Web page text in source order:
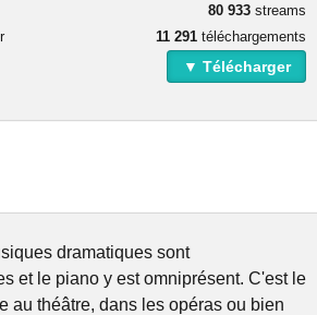
80 933 streams
11 291 téléchargements
▼ Télécharger
dramatiques sont
et le piano y est omniprésent. C'est le
au théâtre, dans les opéras ou bien